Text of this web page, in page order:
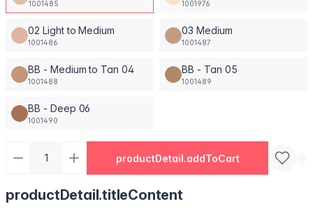
1001485 1001976
02 Light to Medium
1001486
03 Medium
1001487
BB - Medium to Tan 04
1001488
BB - Tan 05
1001489
BB - Deep 06
1001490
productDetail.addToCart
productDetail.titleContent